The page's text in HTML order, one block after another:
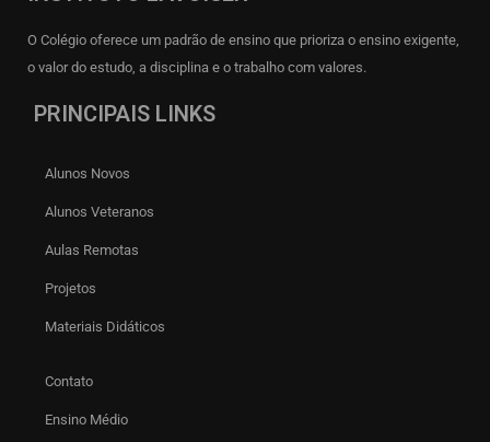
O Colégio oferece um padrão de ensino que prioriza o ensino exigente,
o valor do estudo, a disciplina e o trabalho com valores.
PRINCIPAIS LINKS
Alunos Novos
Alunos Veteranos
Aulas Remotas
Projetos
Materiais Didáticos
Contato
Ensino Médio